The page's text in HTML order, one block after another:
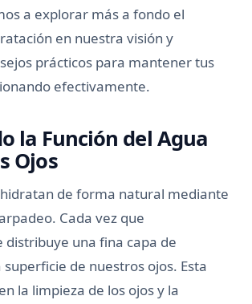
a explorar más a fondo el
en nuestra visión y
prácticos para mantener tus
efectivamente.
la Función del Agua
Ojos
de forma natural mediante
Cada vez que
distribuye una fina capa de
de nuestros ojos. Esta
la limpieza de los ojos y la